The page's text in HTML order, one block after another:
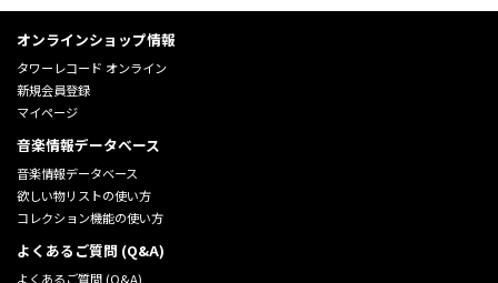
オンラインショップ情報
タワーレコード オンライン
新規会員登録
マイページ
音楽情報データベース
音楽情報データベース
欲しい物リストの使い方
コレクション機能の使い方
よくあるご質問 (Q&A)
よくあるご質問 (Q&A)